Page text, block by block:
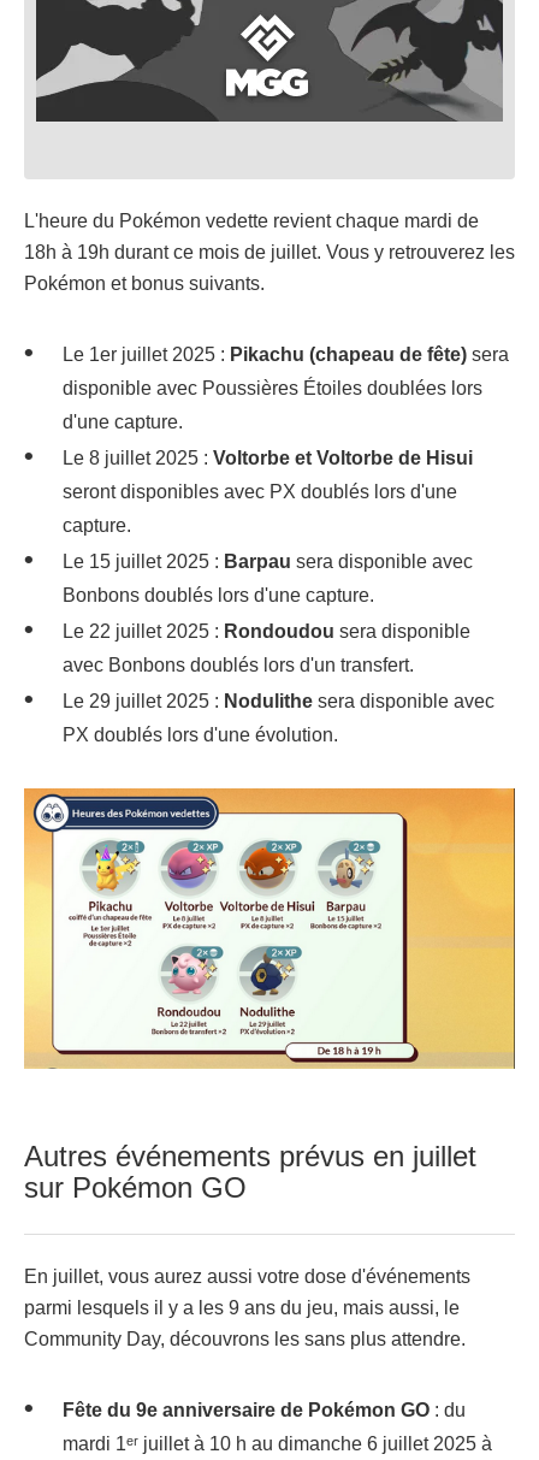
L'heure du Pokémon vedette revient chaque mardi de
18h à 19h durant ce mois de juillet. Vous y retrouverez les
Pokémon et bonus suivants.
Le 1er juillet 2025 : Pikachu (chapeau de fête) sera
disponible avec Poussières Étoiles doublées lors
d'une capture.
Le 8 juillet 2025 : Voltorbe et Voltorbe de Hisui
seront disponibles avec PX doublés lors d'une
capture.
Le 15 juillet 2025 : Barpau sera disponible avec
Bonbons doublés lors d'une capture.
Le 22 juillet 2025 : Rondoudou sera disponible
avec Bonbons doublés lors d'un transfert.
Le 29 juillet 2025 : Nodulithe sera disponible avec
PX doublés lors d'une évolution.
Autres événements prévus en juillet
sur Pokémon GO
En juillet, vous aurez aussi votre dose d'événements
parmi lesquels il y a les 9 ans du jeu, mais aussi, le
Community Day, découvrons les sans plus attendre.
Fête du 9e anniversaire de Pokémon GO : du
mardi 1ᵉʳ juillet à 10 h au dimanche 6 juillet 2025 à